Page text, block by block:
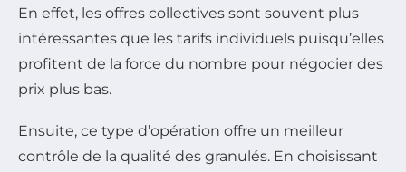
En effet, les offres collectives sont souvent plus
intéressantes que les tarifs individuels puisqu’elles
profitent de la force du nombre pour négocier des
prix plus bas.
Ensuite, ce type d’opération offre un meilleur
contrôle de la qualité des granulés. En choisissant